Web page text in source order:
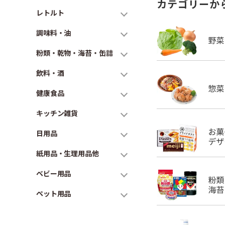
レトルト
調味料・油
粉類・乾物・海苔・缶詰
飲料・酒
健康食品
キッチン雑貨
日用品
紙用品・生理用品他
ベビー用品
ペット用品
カテゴリーか